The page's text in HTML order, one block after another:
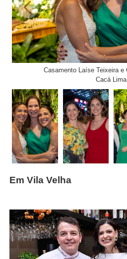
Casamento Laíse Teixeira e
Cacá Lima
Em Vila Velha